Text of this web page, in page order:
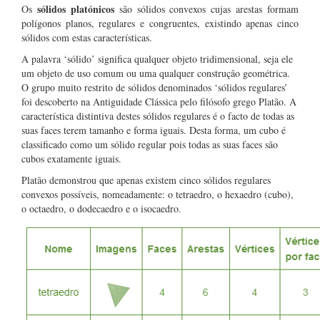
Os sólidos platónicossão sólidos convexos cujas arestas formam
polígonos planos, regulares e congruentes, existindo apenas cinco
sólidos com estas características.
A palavra ‘sólido’ significa qualquer objeto tridimensional, seja ele
um objeto de uso comum ou uma qualquer construção geométrica.
O grupo muito restrito de sólidos denominados ‘sólidos regulares’
foi descoberto na Antiguidade Clássica pelo filósofo grego Platão. A
característica distintiva destes sólidos regulares é o facto de todas as
suas faces terem tamanho e forma iguais. Desta forma, um cubo é
classificado como um sólido regular pois todas as suas faces são
cubos exatamente iguais.
Platão demonstrou que apenas existem cinco sólidos regulares
convexos possíveis, nomeadamente: o tetraedro, o hexaedro (cubo),
o octaedro, o dodecaedro e o isocaedro.